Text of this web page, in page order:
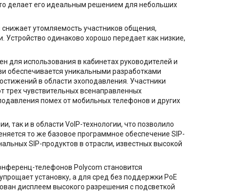
делает его идеальным решением для небольших
утомляемость участников общения,
одинаково хорошо передает как низкие,
для использования в кабинетах руководителей и
обеспечивается уникальными разработками
в области эхоподавления. Участники
чувствительных всенаправленных
помех от мобильных телефонов и других
и в области VoIP-технологии, что позволило
то же базовое программное обеспечение SIP-
SIP-продуктов в отрасли, известных высокой
телефонов Polycom становится
установку, а для сред без поддержки PoE
дисплеем высокого разрешения с подсветкой